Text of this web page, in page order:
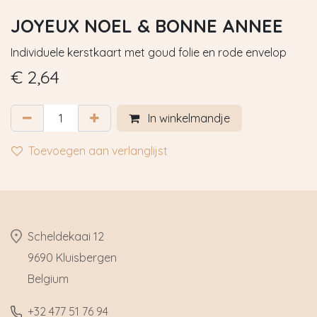
JOYEUX NOEL & BONNE ANNEE
Individuele kerstkaart met goud folie en rode envelop
€ 2,64
In winkelmandje
Toevoegen aan verlanglijst
​Scheldekaai 12
9690 Kluisbergen
​Belgium
​+32 477 51 76 94